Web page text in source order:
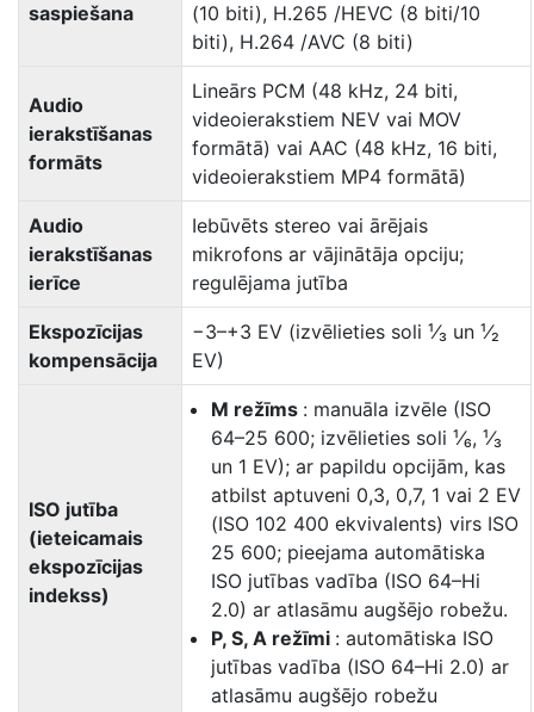
saspiešana
(10 biti), H.265 /HEVC (8 biti/10
biti), H.264 /AVC (8 biti)
Audio
ierakstīšanas
formāts
Lineārs PCM (48 kHz, 24 biti,
videoierakstiem NEV vai MOV
formātā) vai AAC (48 kHz, 16 biti,
videoierakstiem MP4 formātā)
Audio
ierakstīšanas
ierīce
Iebūvēts stereo vai ārējais
mikrofons ar vājinātāja opciju;
regulējama jutība
Ekspozīcijas
kompensācija
−3–+3 EV (izvēlieties soli ¹⁄₃ un ¹⁄₂
EV)
ISO jutība
(ieteicamais
ekspozīcijas
indekss)
M režīms : manuāla izvēle (ISO
64–25 600; izvēlieties soli ¹⁄₆, ¹⁄₃
un 1 EV); ar papildu opcijām, kas
atbilst aptuveni 0,3, 0,7, 1 vai 2 EV
(ISO 102 400 ekvivalents) virs ISO
25 600; pieejama automātiska
ISO jutības vadība (ISO 64–Hi
2.0) ar atlasāmu augšējo robežu.
P, S, A režīmi : automātiska ISO
jutības vadība (ISO 64–Hi 2.0) ar
atlasāmu augšējo robežu